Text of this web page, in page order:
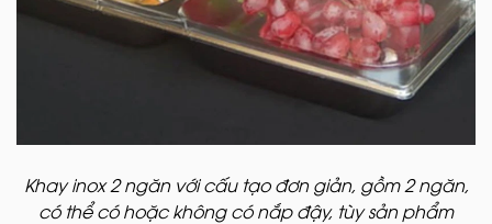
Khay inox 2 ngăn với cấu tạo đơn giản, gồm 2 ngăn,
có thể có hoặc không có nắp đậy, tùy sản phẩm